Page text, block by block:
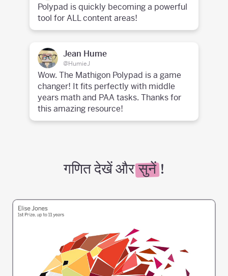
Polypad is quickly becoming a powerful
tool for ALL content areas!
Jean Hume
@HumieJ
Wow. The Mathigon Polypad is a game
changer! It fits perfectly with middle
years math and PAA tasks. Thanks for
this amazing resource!
गणित देखें और सुनें!